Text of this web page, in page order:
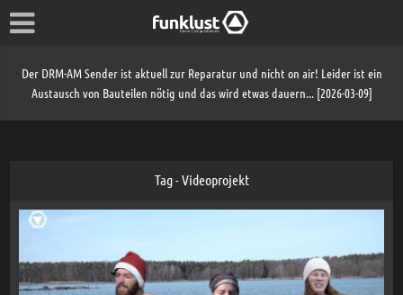
Der DRM-AM Sender ist aktuell zur Reparatur und nicht on air! Leider ist ein
Austausch von Bauteilen nötig und das wird etwas dauern... [2026-03-09]
Tag - Videoprojekt